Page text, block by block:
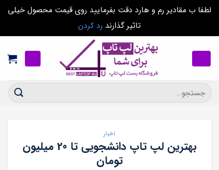
لطفا ب مقادیر رم و هارد دقت بفرمایید روی قیمت محصول خیلی
تاثیر گذارند رد کردن
content
جستجو
برای:
اخبار
بهترین لپ تاپ دانشجویی تا 20 میلیون
تومان